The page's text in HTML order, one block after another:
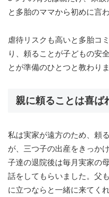
と多胎のママから初めに言
虐待リスクも高いと多胎コ
り、頼ることが子どもの安
とが準備のひとつと教わりま
親に頼ることは喜ば
私は実家が遠方のため、頼
が、三つ子の出産をきっか
子達の退院後は毎月実家の
話をしてもらいました。父
に立つならと一緒に来てく